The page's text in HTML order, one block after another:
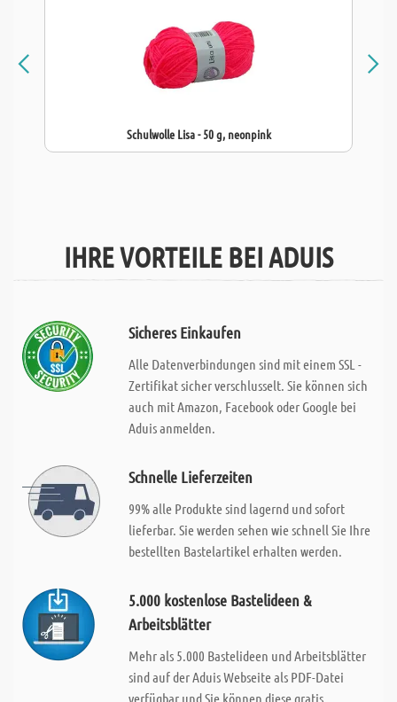
Schulwolle Lisa - 50 g, neonpink
IHRE VORTEILE BEI ADUIS
Sicheres Einkaufen
Alle Datenverbindungen sind mit einem SSL -
Zertifikat sicher verschlusselt. Sie können sich
auch mit Amazon, Facebook oder Google bei
Aduis anmelden.
Schnelle Lieferzeiten
99% alle Produkte sind lagernd und sofort
lieferbar. Sie werden sehen wie schnell Sie Ihre
bestellten Bastelartikel erhalten werden.
5.000 kostenlose Bastelideen &
Arbeitsblätter
Mehr als 5.000 Bastelideen und Arbeitsblätter
sind auf der Aduis Webseite als PDF-Datei
verfügbar und Sie können diese gratis